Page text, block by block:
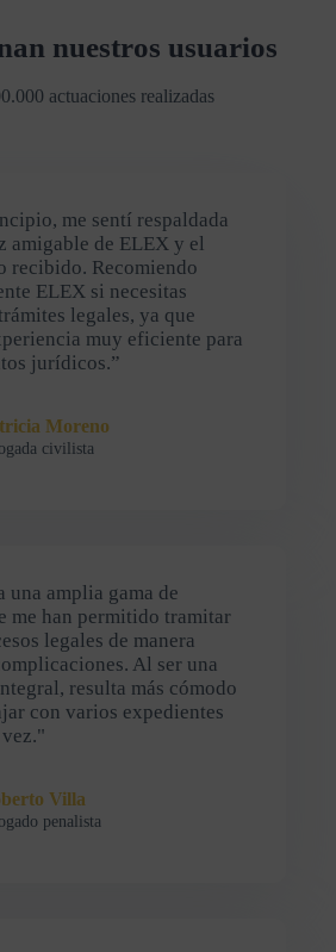
nuestros usuarios
actuaciones realizadas
me sentí respaldada
amigable de ELEX y el
recibido. Recomiendo
ELEX si necesitas
legales, ya que
muy eficiente para
jurídicos.”
Moreno
civilista
una amplia gama de
me han permitido tramitar
legales de manera
Al ser una
resulta más cómodo
con varios expedientes
Villa
penalista